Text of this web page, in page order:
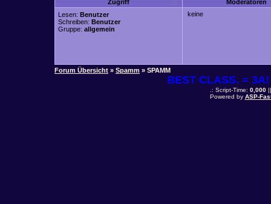
Zugriff
Moderatoren
Lesen: Benutzer
Schreiben: Benutzer
Gruppe: allgemein
keine
Forum Übersicht » Spamm » SPAMM
BEST CLASS. =
.: Script-Time: 0,000||
Powered by ASP-